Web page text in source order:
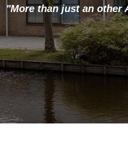
"More than just an other